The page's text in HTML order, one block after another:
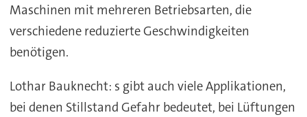
Maschinen mit mehreren Betriebsarten, die
verschiedene reduzierte Geschwindigkeiten
benötigen.
Lothar Bauknecht: s gibt auch viele Applikationen,
bei denen Stillstand Gefahr bedeutet, bei Lüftungen